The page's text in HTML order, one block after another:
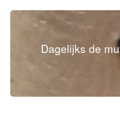
Dagelijks de